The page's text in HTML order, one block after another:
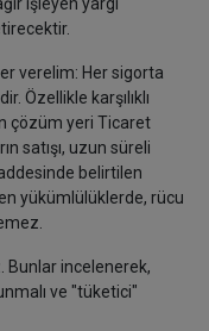
işleyen yargı
verelim: Her sigorta
Özellikle karşılıklı
çözüm yeri Ticaret
satışı, uzun süreli
belirtilen
yükümlülüklerde, rücu
incelenerek,
ve "tüketici"